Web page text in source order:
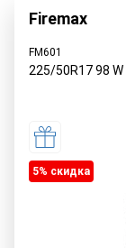
Firemax
FM601
225/50R1798 W
5% cкидка